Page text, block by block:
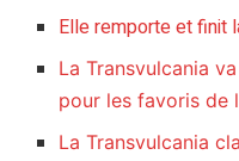
Elle remporte et finit
La Transvulcania
pour les favoris de
La Transvulcania